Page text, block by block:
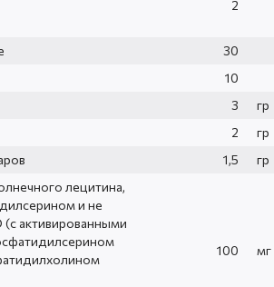
2
30
10
3
гр
2
гр
1,5
гр
лецитина,
и не
активированными
100 мг